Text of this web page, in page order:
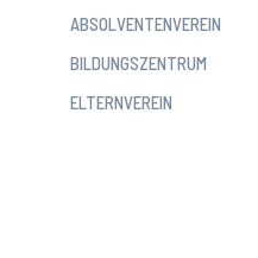
ABSOLVENTENVEREIN
BILDUNGSZENTRUM
ELTERNVEREIN